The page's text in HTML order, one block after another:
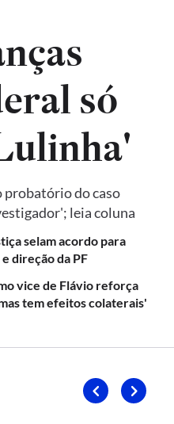
só
probatório do caso
leia coluna
selam acordo para
direção da PF
vice de Flávio reforça
tem efeitos colaterais'